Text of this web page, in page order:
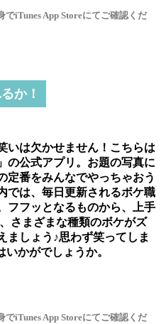
iTunes App Storeにてご確認くだ
か！
いは欠かせません！こちらは
の公式アプリ。お題の写真に
定番をみんなでやっちゃおう
では、毎日更新されるボケ職
フフッとなるものから、上手
さまざまな種類のボケがズ
ましょう♪思わず笑ってしま
かがでしょうか。
iTunes App Storeにてご確認くだ